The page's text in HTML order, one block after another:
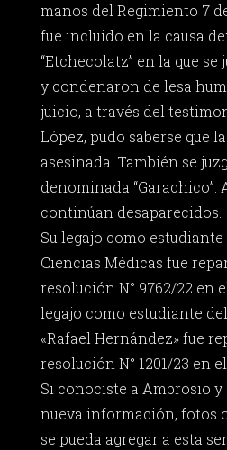
manos del Regimiento 7
fue incluido en la causa
“Etchecolatz” en la que
y condenaron de lesa
juicio, a través del
López, pudo saberse que
asesinada. También se
denominada
continúan desaparecidos.
Su legajo como
Ciencias Médicas fue
resolución N° 9762/22 en
legajo como estudiante
«Rafael Hernández» fue
resolución N° 1201/23 en
Si conociste a Ambrosio y
nueva información, fotos
se pueda agregar a esta